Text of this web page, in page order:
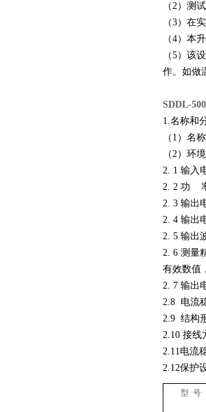
（2）测
（3）在
（4）本
（5）该
作。如做
SDDL-
1.名称和
（1）名
（2）环
2. 1 输入
2. 2 功
2. 3 输出
2. 4 输出
2. 5 输出
2. 6 测量
有效数值
2. 7 输出
2.8 电流
2.9 结构
2.10 接线
2.11电流
2.12保护
型 号